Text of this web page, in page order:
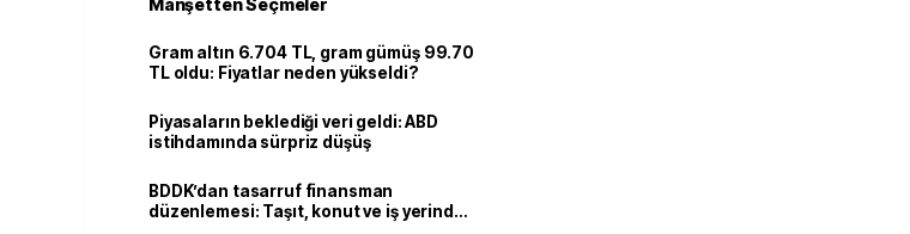
Manşetten Seçmeler
Gram altın 6.704 TL, gram gümüş 99.70
TL oldu: Fiyatlar neden yükseldi?
Piyasaların beklediği veri geldi: ABD
istihdamında sürpriz düşüş
BDDK’dan tasarruf finansman
düzenlemesi: Taşıt, konut ve iş yerinde